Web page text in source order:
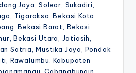
Jaya, Solear, Sukadiri,
Tigaraksa. Bekasi Kota
Bekasi Barat, Bekasi
Bekasi Utara, Jatiasih,
Satria, Mustika Jaya, Pondok
Rawalumbu. Kabupaten